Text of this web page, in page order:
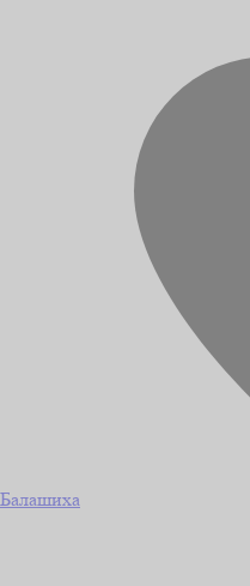
Балашиха